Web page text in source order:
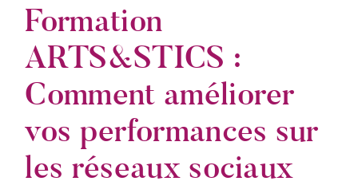
Formation
ARTS&STICS :
Comment améliorer
vos performances sur
les réseaux sociaux